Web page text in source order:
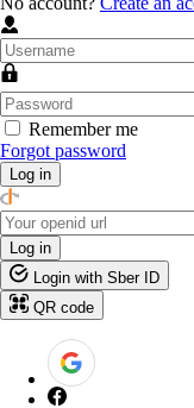
Remember me
Forgot password
Log in
Log in
Login with Sber ID
QR code